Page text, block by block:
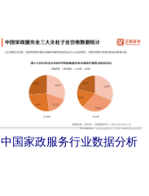
中国家政服务行业数据分析